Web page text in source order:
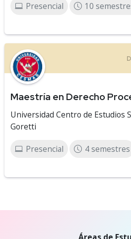
Presencial 10
Maestría en Derecho
Universidad Centro de Estudios
Goretti
Presencial 4 semestres